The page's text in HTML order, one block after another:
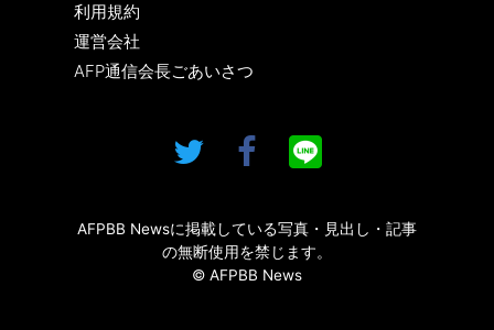
利用規約
運営会社
AFP通信会長ごあいさつ
AFPBB Newsに掲載している写真・見出し・記事
の無断使用を禁じます。
© AFPBB News